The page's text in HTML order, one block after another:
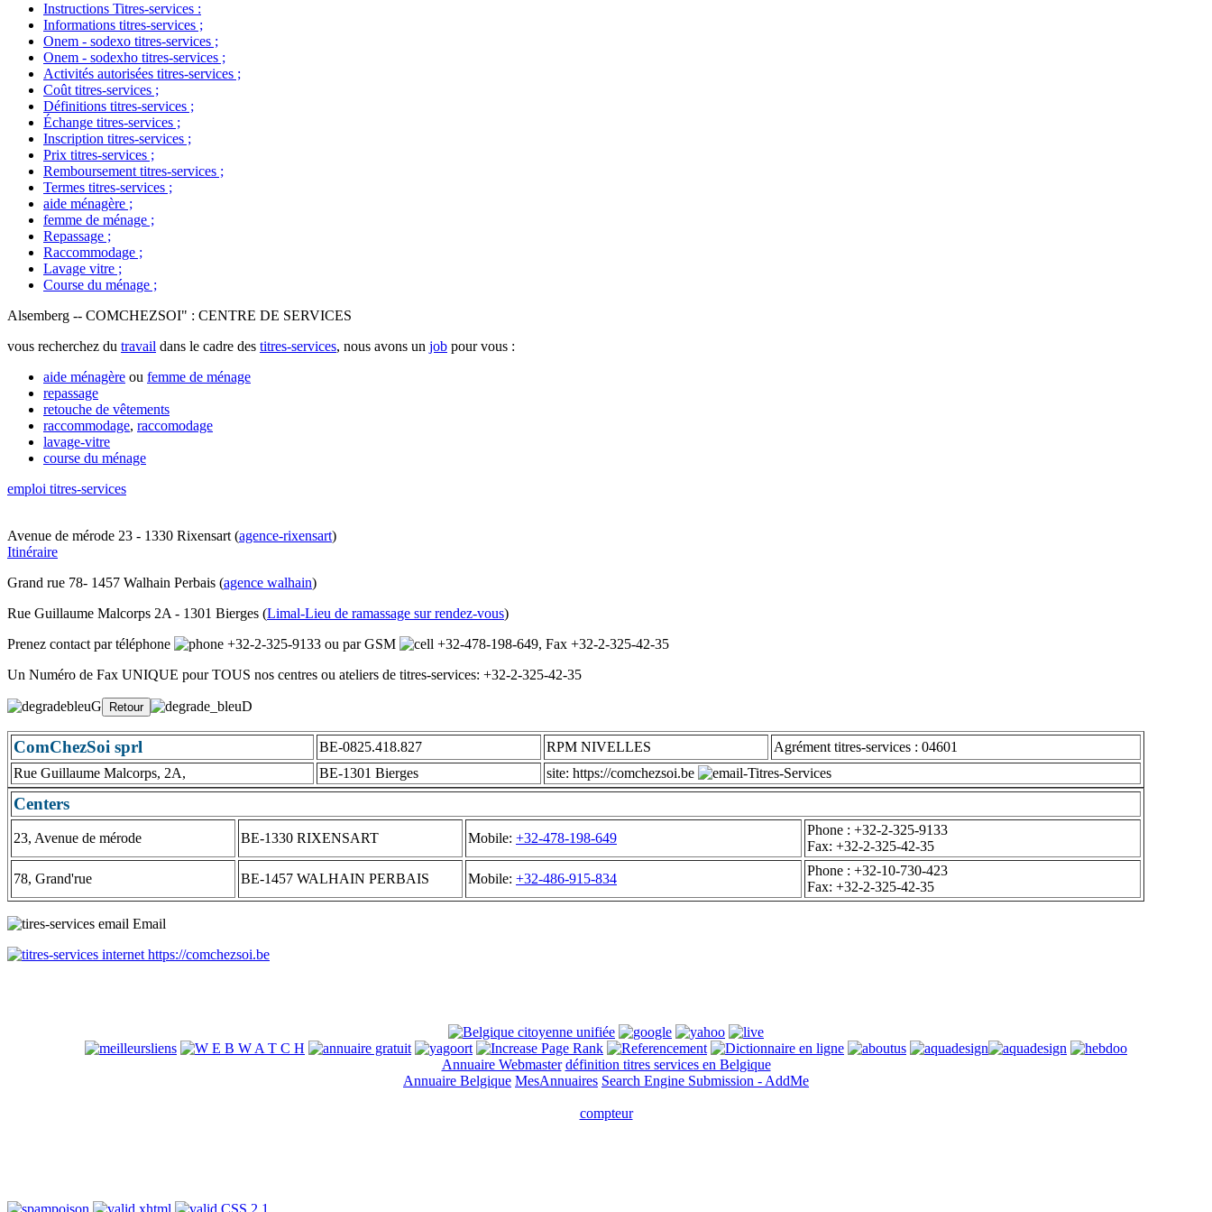
Instructions Titres-services :
Informations titres-services ;
Onem - sodexo titres-services ;
Onem - sodexho titres-services ;
Activités autorisées titres-services ;
Coût titres-services ;
Définitions titres-services ;
Échange titres-services ;
Inscription titres-services ;
Prix titres-services ;
Remboursement titres-services ;
Termes titres-services ;
aide ménagère ;
femme de ménage ;
Repassage ;
Raccommodage ;
Lavage vitre ;
Course du ménage ;
Alsemberg -- COMCHEZSOI" : CENTRE DE SERVICES
vous recherchez du travail dans le cadre des titres-services, nous avons un job pour vous :
aide ménagère ou femme de ménage
repassage
retouche de vêtements
raccommodage, raccomodage
lavage-vitre
course du ménage
emploi titres-services
Avenue de mérode 23 - 1330 Rixensart (agence-rixensart)
Itinéraire
Grand rue 78- 1457 Walhain Perbais (agence walhain)
Rue Guillaume Malcorps 2A - 1301 Bierges (Limal-Lieu de ramassage sur rendez-vous)
Prenez contact par téléphone
+32-2-325-9133 ou par GSM +32-478-198-649, Fax +32-2-325-42-35
Un Numéro de Fax UNIQUE pour TOUS nos centres ou ateliers de titres-services: +32-2-325-42-35
ComChezSoi sprl BE-0825.418.827 RPM NIVELLES
Agrément titres-services : 04601
Rue Guillaume Malcorps, 2A,
BE-1301 Bierges site: https://comchezsoi.be
Centers
23, Avenue de mérode BE-1330 RIXENSART Mobile: +32-478-198-649
Phone : +32-2-325-9133
Fax: +32-2-325-42-35
78, Grand'rue BE-1457 WALHAIN PERBAIS Mobile: +32-486-915-834
Phone : +32-10-730-423
Fax: +32-2-325-42-35
Email
https://comchezsoi.be
Annuaire Webmaster définition titres services en Belgique
Annuaire Belgique MesAnnuaires Search Engine Submission - AddMe
compteur